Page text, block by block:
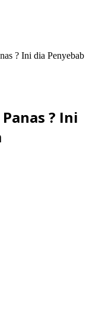
? Ini dia Penyebab
? Ini